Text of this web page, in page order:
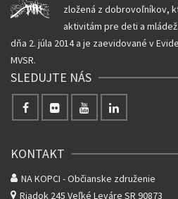
zložená z dobrovoľníkov,
aktivitám pre deti a
dňa 2. júla 2014 a je zaevidované v
MVSR.
SLEDUJTE NÁS
KONTAKT
NA KOPCI - Občianske združenie
Riadok 245 Veľké Leváre SR 90873